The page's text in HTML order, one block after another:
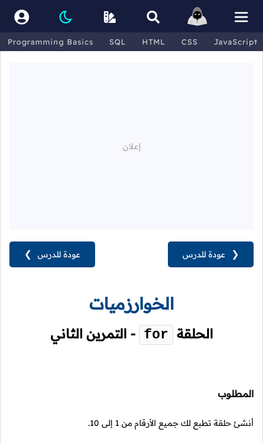
Programming Basics SQL HTML CSS JavaScript
عودة للدرس ❯ ❮ عودة للدرس
الخوارزميات
الحلقة for - التمرين الثاني
المطلوب
أنشئ حلقة تطبع لك جميع الأرقام من 1 إلى 10
.